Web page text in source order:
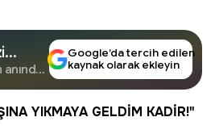
Google’da tercih edilen
kaynak olarak ekleyin
YIKMAYA GELDİM KADİR!"